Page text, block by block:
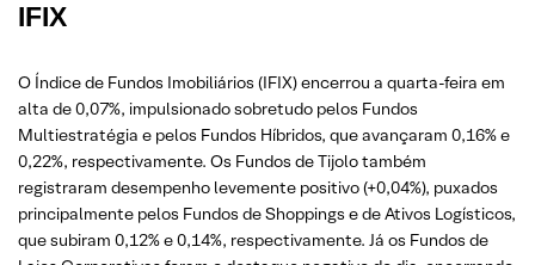
IFIX
O Índice de Fundos Imobiliários (IFIX) encerrou a quarta-feira em
alta de 0,07%, impulsionado sobretudo pelos Fundos
Multiestratégia e pelos Fundos Híbridos, que avançaram 0,16% e
0,22%, respectivamente. Os Fundos de Tijolo também
registraram desempenho levemente positivo (+0,04%), puxados
principalmente pelos Fundos de Shoppings e de Ativos Logísticos,
que subiram 0,12% e 0,14%, respectivamente. Já os Fundos de